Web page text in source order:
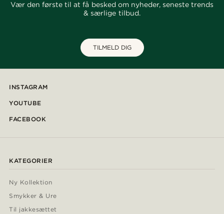
Vær den første til at få besked om nyheder, seneste trends
& særlige tilbud.
TILMELD DIG
INSTAGRAM
YOUTUBE
FACEBOOK
KATEGORIER
Ny Kollektion
Smykker & Ure
Til jakkesættet